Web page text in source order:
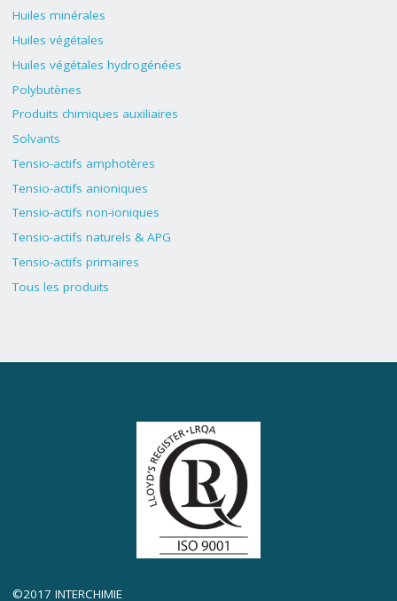
Huiles minérales
Huiles végétales
Huiles végétales hydrogénées
Polybutènes
Produits chimiques auxiliaires
Solvants
Tensio-actifs amphotères
Tensio-actifs anioniques
Tensio-actifs non-ioniques
Tensio-actifs naturels & APG
Tensio-actifs primaires
Tous les produits
©2017 INTERCHIMIE